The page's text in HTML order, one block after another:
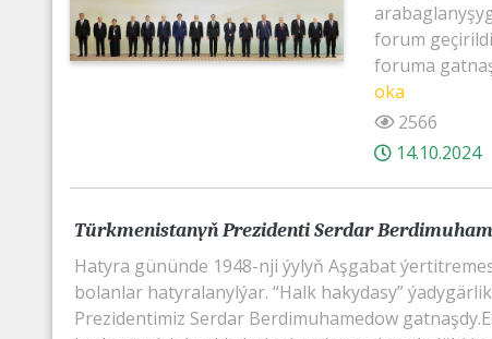
forum
foruma
oka
2566
14.10.2024
Türkmenistanyň Prezidenti Serdar
Hatyra gününde 1948-nji ýylyň Aşgabat
bolanlar hatyralanylýar. “Halk hakydasy”
Prezidentimiz Serdar Berdimuhamedow